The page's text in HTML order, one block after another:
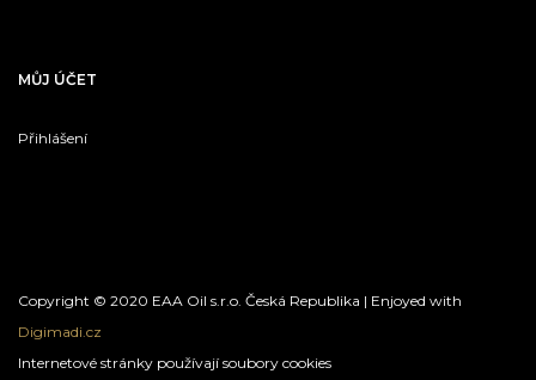
MŮJ ÚČET
Přihlášení
Copyright © 2020 EAA Oil s.r.o. Česká Republika | Enjoyed with
Digimadi.cz
Internetové stránky používají soubory cookies